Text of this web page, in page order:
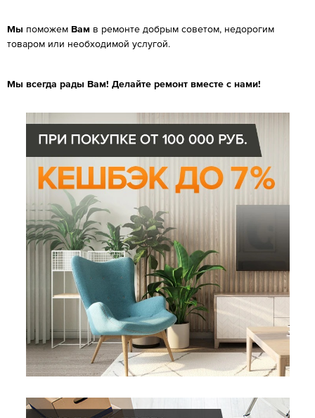
Мы поможем Вам в ремонте добрым советом, недорогим
товаром или необходимой услугой.
Мы всегда рады Вам! Делайте ремонт вместе с нами!